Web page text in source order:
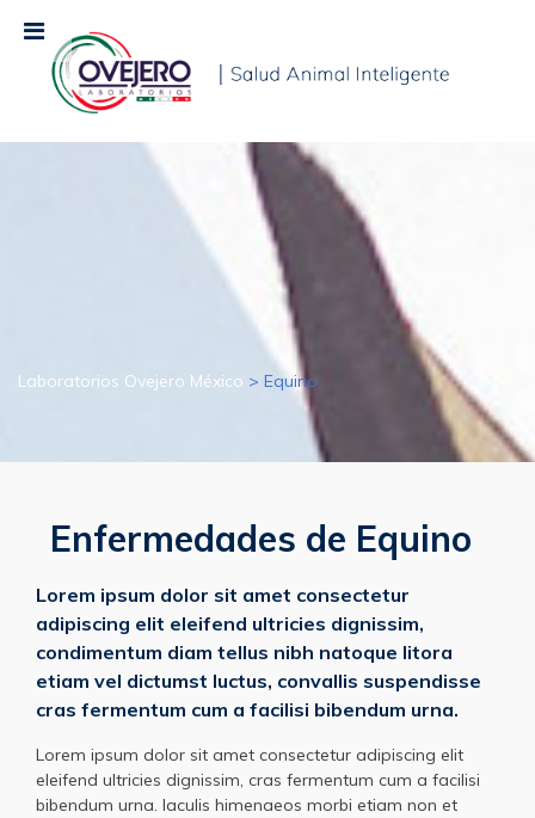
Laboratorios Ovejero México > Equino
Enfermedades de Equino
Lorem ipsum dolor sit amet consectetur
adipiscing elit eleifend ultricies dignissim,
condimentum diam tellus nibh natoque litora
etiam vel dictumst luctus, convallis suspendisse
cras fermentum cum a facilisi bibendum urna.
Lorem ipsum dolor sit amet consectetur adipiscing elit
eleifend ultricies dignissim, cras fermentum cum a facilisi
bibendum urna. Iaculis himenaeos morbi etiam non et